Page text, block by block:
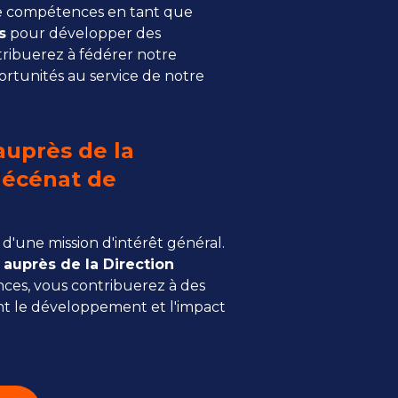
compétences en tant que
pour développer des
à fédérer notre
au service de notre
de la
de
mission d'intérêt général.
de la Direction
vous contribuerez à des
le développement et l'impact